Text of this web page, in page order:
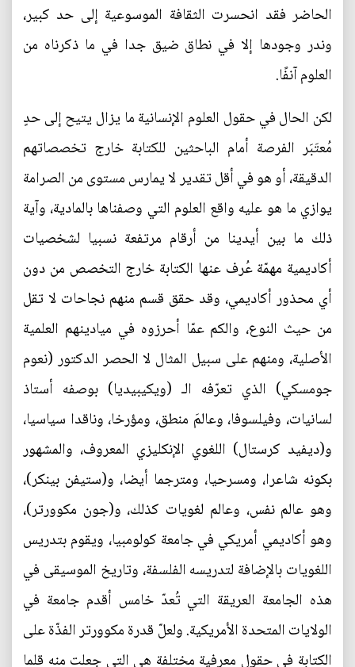
الحاضر فقد انحسرت الثقافة الموسوعية إلى حد كبير،
وندر وجودها إلا في نطاق ضيق جدا في ما ذكرناه من
العلوم آنفًا.
لكن الحال في حقول العلوم الإنسانية ما يزال يتيح إلى حدٍ
مُعتَبَر الفرصة أمام الباحثين للكتابة خارج تخصصاتهم
الدقيقة، أو هو في أقل تقدير لا يمارس مستوى من الصرامة
يوازي ما هو عليه واقع العلوم التي وصفناها بالمادية، وآية
ذلك ما بين أيدينا من أرقام مرتفعة نسبيا لشخصيات
أكاديمية مهمّة عُرف عنها الكتابة خارج التخصص من دون
أي محذور أكاديمي، وقد حقق قسم منهم نجاحات لا تقل
من حيث النوع، والكم عمّا أحرزوه في ميادينهم العلمية
الأصلية، ومنهم على سبيل المثال لا الحصر الدكتور (نعوم
جومسكي) الذي تعرّفه الـ (ويكيبيديا) بوصفه أستاذ
لسانيات، وفيلسوفا، وعالمَ منطق، ومؤرخا، وناقدا سياسيا،
و(ديفيد كرستال) اللغوي الإنكليزي المعروف، والمشهور
بكونه شاعرا، ومسرحيا، ومترجما أيضا، و(ستيفن بينكر)،
وهو عالم نفس، وعالم لغويات كذلك، و(جون مكوورتر)،
وهو أكاديمي أمريكي في جامعة كولومبيا، ويقوم بتدريس
اللغويات بالإضافة لتدريسه الفلسفة، وتاريخ الموسيقى في
هذه الجامعة العريقة التي تُعدّ خامس أقدم جامعة في
الولايات المتحدة الأمريكية. ولعلّ قدرة مكوورتر الفذّة على
الكتابة في حقول معرفية مختلفة هي التي جعلت منه قلما